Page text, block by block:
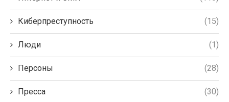
Киберпреступность (15)
Люди (1)
Персоны (28)
Пресса (30)